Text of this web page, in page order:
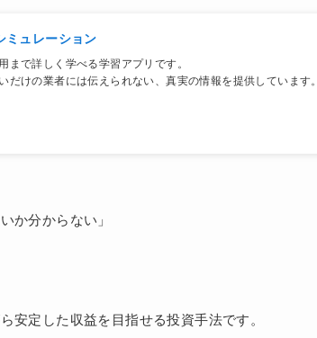
ミュレーション
で詳しく学べる学習アプリです。
けの業者には伝えられない、真実の情報を提供しています。
か分からない」
安定した収益を目指せる投資手法です。